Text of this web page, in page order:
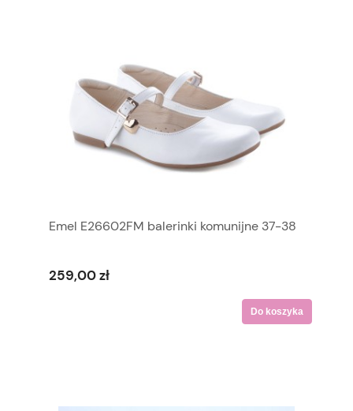
Emel E26602FM balerinki komunijne 37-38
259,00 zł
Do koszyka